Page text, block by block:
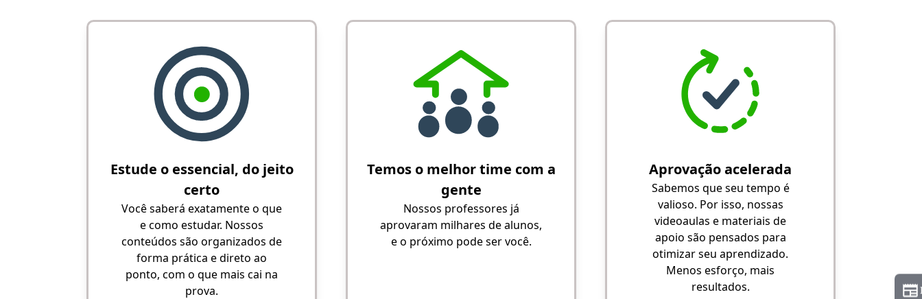
Estude o essencial, do jeito
certo
Você saberá exatamente o que
e como estudar. Nossos
conteúdos são organizados de
forma prática e direto ao
ponto, com o que mais cai na
prova.
Temos o melhor time com a
gente
Nossos professores já
aprovaram milhares de alunos,
e o próximo pode ser você.
Aprovação acelerada
Sabemos que seu tempo é
valioso. Por isso, nossas
videoaulas e materiais de
apoio são pensados para
otimizar seu aprendizado.
Menos esforço, mais
resultados.